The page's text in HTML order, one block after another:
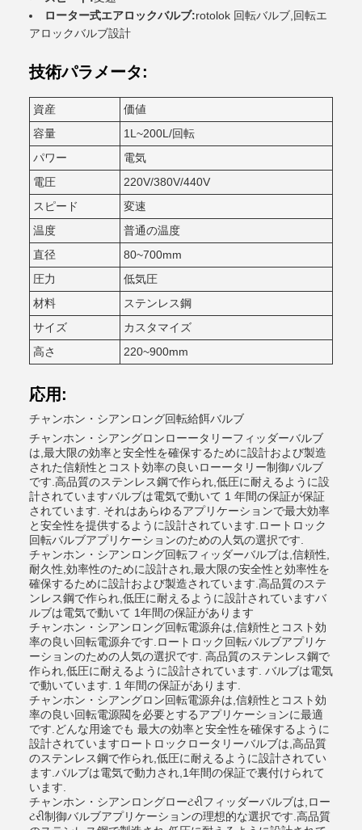
ローター式エアロックバルブ:rotolok 回転バルブ,回転エ
アロックバルブ設計
技術パラメータ:
資産
価値
容量
1L~200L/回転
パワー
電気
電圧
220V/380V/440V
スピード
変速
温度
普通の温度
直径
80~700mm
圧力
低気圧
材料
ステンレス鋼
サイズ
カスタマイズ
高さ
220~900mm
応用:
チャンホン・シアンロング回転給餌バルブ
チャンホン・シアングロンローータリーフィッダーバルブ
は,最大限の効率と安全性を確保するために設計および製造
された信頼性とコスト効率の良いローータリー制御バルブ
です.高品質のステンレス鋼で作られ,低圧に耐えるように設
計されていますバルブは電気で動いて 1 年間の保証が保証
されています. それはあらゆるアプリケーションで最大効率
と安全性を提供するように設計されています.ロートロック
回転バルブアプリケーションのための人気の選択です.
チャンホン・シアンロング回転フィッダーバルブは,信頼性,
耐久性,効率性のために設計され,最大限の安全性と効率性を
確保するために設計および製造されています.高品質のステ
ンレス鋼で作られ,低圧に耐えるように設計されていますバ
ルブは電気で動いて 1年間の保証があります
チャンホン・シアンロング回転電源弁は,信頼性とコスト効
率の良い回転電源弁です.ロートロック回転バルブアプリケ
ーションのための人気の選択です. 高品質のステンレス鋼で
作られ,低圧に耐えるように設計されています. バルブは電気
で動いています. 1 年間の保証があります.
チャンホン・シアングロン回転電源弁は,信頼性とコスト効
率の良い回転電源閥を必要とするアプリケーションに最適
です.どんな用途でも 最大の効率と安全性を確保するように
設計されていますロートロックロータリーバルブは,高品質
のステンレス鋼で作られ,低圧に耐えるように設計されてい
ます.バルブは電気で動力され,1年間の保証で裏付けられて
います.
チャンホン・シアンロングローટરીフィッダーバルブは,ロー
ટરી制御バルブアプリケーションの理想的な選択です.高品質